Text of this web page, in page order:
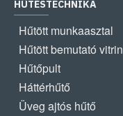
HŰTÉSTECHNIKA
Hűtött munkaasztal
Hűtött bemutató vitrin
Hűtőpult
Háttérhűtő
Üveg ajtós hűtő